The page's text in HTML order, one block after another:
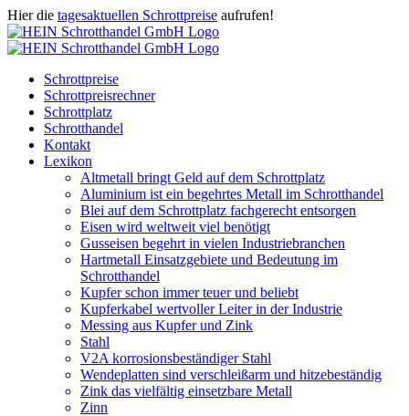
Zum
Inhalt
springen
Hier die tagesaktuellen Schrottpreise aufrufen!
Facebook
Instagram
WhatsApp
Twitter
E-
Mail
Schrottpreise
Schrottpreisrechner
Schrottplatz
Schrotthandel
Kontakt
Lexikon
Altmetall bringt Geld auf dem Schrottplatz
Aluminium ist ein begehrtes Metall im Schrotthandel
Blei auf dem Schrottplatz fachgerecht entsorgen
Eisen wird weltweit viel benötigt
Gusseisen begehrt in vielen Industriebranchen
Hartmetall Einsatzgebiete und Bedeutung im
Schrotthandel
Kupfer schon immer teuer und beliebt
Kupferkabel wertvoller Leiter in der Industrie
Messing aus Kupfer und Zink
Stahl
V2A korrosionsbeständiger Stahl
Wendeplatten sind verschleißarm und hitzebeständig
Zink das vielfältig einsetzbare Metall
Zinn